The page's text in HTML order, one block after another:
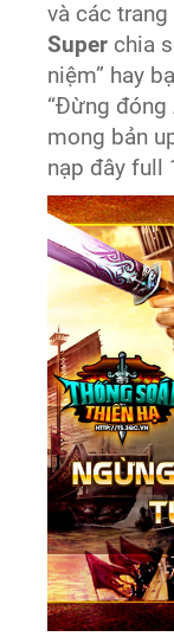
và các
Super chia
niệm” hay
“Đừng đóng
mong bản
nạp đây full